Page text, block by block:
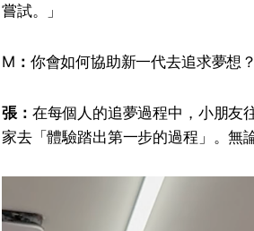
嘗試。」
M ： 你會如何協助新一代去追求夢想？
張： 在每個人的追夢過程中，小朋友
家去「體驗踏出第一步的過程」。無